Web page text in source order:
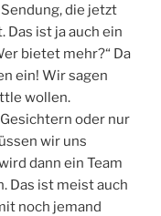
die jetzt
ist ja auch ein
bietet mehr?“ Da
ein! Wir sagen
wollen.
oder nur
wir uns
dann ein Team
Das ist meist auch
noch jemand